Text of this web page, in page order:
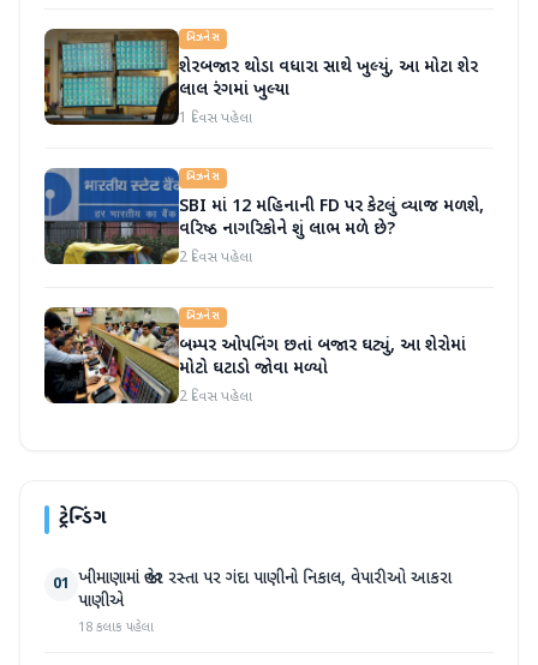
બિઝનેસ
શેરબજાર થોડા વધારા સાથે ખુલ્યું, આ મોટા શેર
લાલ રંગમાં ખુલ્યા
1 દિવસ પહેલા
બિઝનેસ
SBI માં 12 મહિનાની FD પર કેટલું વ્યાજ મળશે,
વરિષ્ઠ નાગરિકોને શું લાભ મળે છે?
2 દિવસ પહેલા
બિઝનેસ
બમ્પર ઓપનિંગ છતાં બજાર ઘટ્યું, આ શેરોમાં
મોટો ઘટાડો જોવા મળ્યો
2 દિવસ પહેલા
ટ્રેન્ડિંગ
01 ખીમાણામાં જાહેર રસ્તા પર ગંદા પાણીનો નિકાલ, વેપારીઓ આકરા
પાણીએ
18 કલાક પહેલા